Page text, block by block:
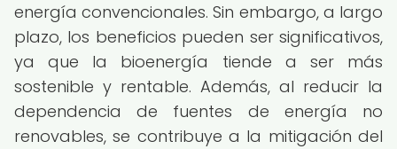
energía convencionales. Sin embargo, a largo
plazo, los beneficios pueden ser significativos,
ya que la bioenergía tiende a ser más
sostenible y rentable. Además, al reducir la
dependencia de fuentes de energía no
renovables, se contribuye a la mitigación del